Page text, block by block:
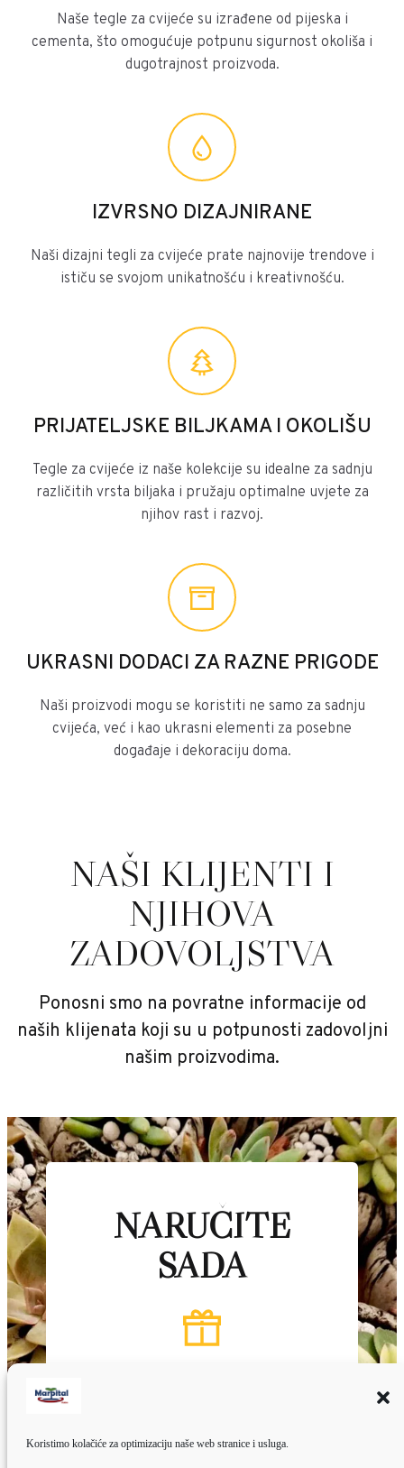
Koristimo kolačiće za optimizaciju naše web stranice i usluga.
Naše tegle za cvijeće su izrađene od pijeska i
cementa, što omogućuje potpunu sigurnost okoliša i
dugotrajnost proizvoda.
IZVRSNO DIZAJNIRANE
Naši dizajni tegli za cvijeće prate najnovije trendove i
ističu se svojom unikatnošću i kreativnošću.
PRIJATELJSKE BILJKAMA I OKOLIŠU
Tegle za cvijeće iz naše kolekcije su idealne za sadnju
različitih vrsta biljaka i pružaju optimalne uvjete za
njihov rast i razvoj.
UKRASNI DODACI ZA RAZNE PRIGODE
Naši proizvodi mogu se koristiti ne samo za sadnju
cvijeća, već i kao ukrasni elementi za posebne
događaje i dekoraciju doma.
NAŠI KLIJENTI I
NJIHOVA
ZADOVOLJSTVA
Ponosni smo na povratne informacije od
naših klijenata koji su u potpunosti zadovoljni
našim proizvodima.
NARUČITE
SADA